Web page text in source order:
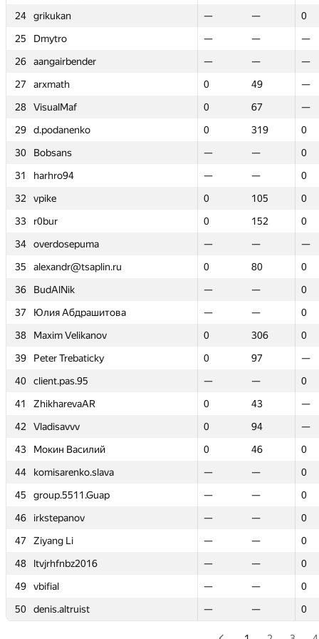
24
grikukan — —
0
25
Dmytro — —
—
26
aangairbender — —
—
27
arxmath 0 49
—
28
VisualMaf 0 67
—
29
d.podanenko 0 319
0
30
Bobsans — —
0
31
harhro94 — —
0
32
vpike 0 105
0
33
r0bur 0 152
0
34
overdosepuma — —
—
35
alexandr@tsaplin.ru 0 80
0
36
BudAlNik — —
0
37
Юлия Абдрашитова — —
0
38
Maxim Velikanov 0 306
0
39
Peter Trebaticky 0 97
—
40
client.pas.95 — —
0
41
ZhikharevaAR 0 43
—
42
Vladisavvv 0 94
—
43
Мокин Василий 0 46
0
44
komisarenko.slava — —
0
45
group.5511.Guap — —
0
46
irkstepanov — —
0
47
Ziyang Li — —
0
48
ltvjrhfnbz2016 — —
0
49
vbifial — —
0
50
denis.altruist — — 0
24
grikukan — —
0
25
Dmytro — —
—
26
aangairbender — —
—
27
arxmath 0 49
—
28
VisualMaf 0 67
—
29
d.podanenko 0 319
0
30
Bobsans — —
0
31
harhro94 — —
0
32
vpike 0 105
0
33
r0bur 0 152
0
34
overdosepuma — —
—
35
alexandr@tsaplin.ru 0 80
0
36
BudAlNik — —
0
37
Юлия Абдрашитова — —
0
38
Maxim Velikanov 0 306
0
39
Peter Trebaticky 0 97
—
40
client.pas.95 — —
0
41
ZhikharevaAR 0 43
—
42
Vladisavvv 0 94
—
43
Мокин Василий 0 46
0
44
komisarenko.slava — —
0
45
group.5511.Guap — —
0
46
irkstepanov — —
0
47
Ziyang Li — —
0
48
ltvjrhfnbz2016 — —
0
49
vbifial — —
0
50
denis.altruist — — 0